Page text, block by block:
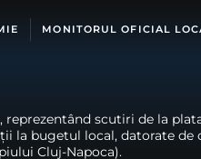
MONITORUL OFICIAL
scutiri de la
la bugetul local, datorate de
Cluj-Napoca).